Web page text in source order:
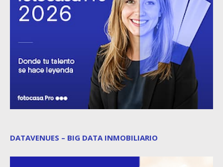
DATAVENUES – BIG DATA INMOBILIARIO